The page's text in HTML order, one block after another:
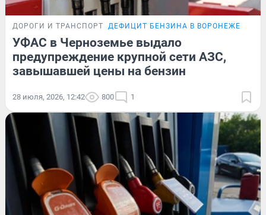
ДОРОГИ И ТРАНСПОРТ ДЕФИЦИТ БЕНЗИНА В ВОРОНЕЖЕ
УФАС в Черноземье выдало
предупреждение крупной сети АЗС,
завышавшей цены на бензин
28 июля, 2026, 12:42 800 1